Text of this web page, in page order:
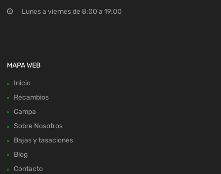
Lunes a viernes de 8:00 a 19:00
MAPA WEB
Inicio
Recambios
Campa
Sobre Nosotros
Bajas y tasaciones
Blog
Contacto